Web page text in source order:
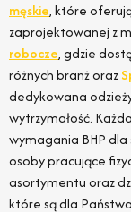
męskie, które
zaprojektowanej z
robocze, gdzie
różnych branż oraz
dedykowana
wytrzymałość.
wymagania BHP
osoby pracujące
asortymentu oraz
które są dla